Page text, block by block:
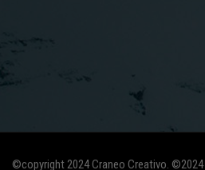
©copyright 2024 Craneo Creativo. ©2024